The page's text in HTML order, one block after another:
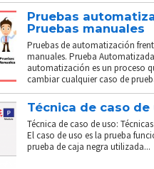
Pruebas
Pruebas manuales
Pruebas de automatización
manuales. Prueba
automatización es un proceso
cambiar cualquier caso de
Técnica de caso de
Técnica de caso de uso:
El caso de uso es la prueba
prueba de caja negra utilizada...